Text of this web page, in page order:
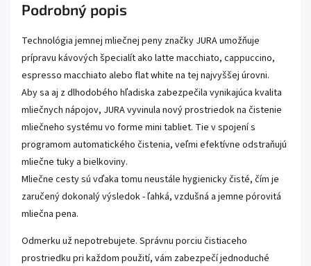
Podrobný popis
Technológia jemnej mliečnej peny značky JURA umožňuje
prípravu kávových špecialít ako latte macchiato, cappuccino,
espresso macchiato alebo flat white na tej najvyššej úrovni.
Aby sa aj z dlhodobého hľadiska zabezpečila vynikajúca kvalita
mliečnych nápojov, JURA vyvinula nový prostriedok na čistenie
mliečneho systému vo forme mini tabliet. Tie v spojení s
programom automatického čistenia, veľmi efektívne odstraňujú
mliečne tuky a bielkoviny.
Mliečne cesty sú vďaka tomu neustále hygienicky čisté, čím je
zaručený dokonalý výsledok - ľahká, vzdušná a jemne pórovitá
mliečna pena.
Odmerku už nepotrebujete. Správnu porciu čistiaceho
prostriedku pri každom použití, vám zabezpečí jednoduché